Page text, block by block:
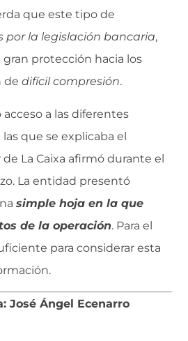
que este tipo de
por la legislación bancaria,
protección hacia los
 difícil compresión.
a las diferentes
que se explicaba el
La Caixa afirmó durante el
La entidad presentó
simple hoja en la que
de la operación. Para el
para considerar esta
José Ángel Ecenarro